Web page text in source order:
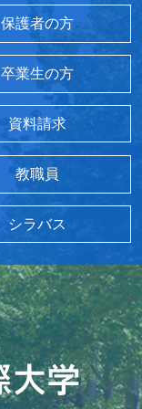
保護者の方
卒業生の方
資料請求
教職員
シラバス